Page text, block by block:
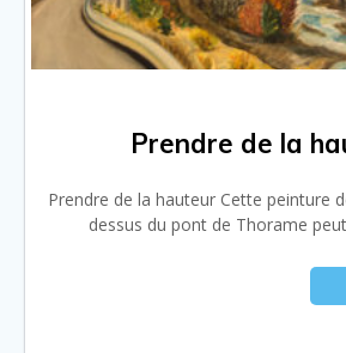
Prendre de la
Prendre de la hauteur Cette peinture
dessus du pont de Thorame